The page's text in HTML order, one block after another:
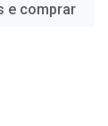
e comprar